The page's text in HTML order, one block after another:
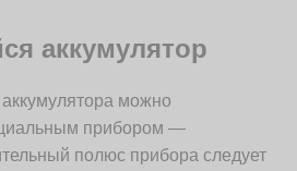
аккумулятор
можно
прибором —
полюс прибора следует